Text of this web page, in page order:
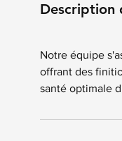
Description
Notre équipe
offrant des
santé optimale